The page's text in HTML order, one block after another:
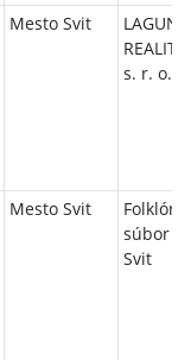
Mesto Svit
LAGUNA
s. r. o.
Mesto Svit
súbor
Svit